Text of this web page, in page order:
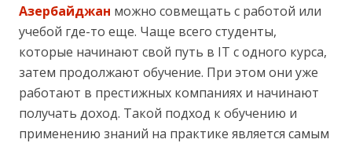
Азербайджан можно совмещать с работой или
учебой где-то еще. Чаще всего студенты,
которые начинают свой путь в IT с одного курса,
затем продолжают обучение. При этом они уже
работают в престижных компаниях и начинают
получать доход. Такой подход к обучению и
применению знаний на практике является самым